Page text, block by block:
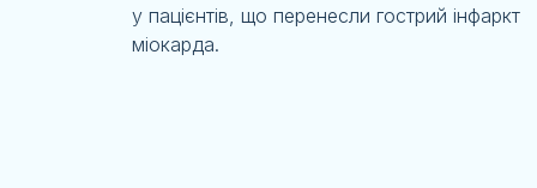
у пацієнтів, що перенесли гострий інфаркт
міокарда.